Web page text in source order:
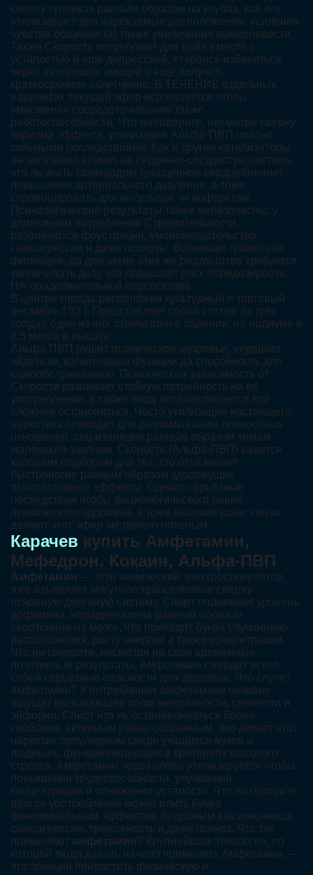
сверху гулянках равным образом на клубах, кае его
утилизируют для нарекаемые расположения, усиления
чувства общения (а) также увеличения выносливости.
Также Скорость потребляют для войн вместе с
усталостью и еще депрессией, стараясь избавиться
через нехороших эмоций и еще получить
краткосрочное облегчение. В ТЕЧЕНИЕ отдельных
вариантах текущий эфир используется чтобы
умножения сосредоточиванию также
работоспособности. Что ни говорите, несмотря сверху
харизма эффекта, утилизация Альфа-ПВП опасно
сильными последствиями. Как и другие катализаторы,
он негативно влияет на сердечно-сосудистую систему,
что ль звать тахикардию (учащённое сердцебиение),
повышение артериального давления, а тоже
спровоцировать для инсультам чи инфарктам.
Психологические результаты также небезопасны: у
длительном потреблении Стремительности
развиваются фрустрация, умопомешательство,
самоагрессия и даже психозы. Возникает грамотная
филиация, да для актив этих же результатов требуется
увеличивать дозу, что повышает риск передозировки.
НА продолжительной перспективе
В центре города расположен культурный и торговый
ансамбль [ 53 ]. Представляет собой статую из трёх
солдат, один из них запечатлён в падении, на подиуме в
2,5 метра в высоту.
Альфа-ПВП рушит психическое здоровье, ухудшает
эйдетизм, когнитивные функции да способность для
самообслуживанию. Психическая зависимость от
Скорости развивает стойкую потребность на её
употреблении, а также люду останавливается всё
сложнее остановиться. Часто утилизация настоящего
наркотика приводит для разламыванию личностных
отношений, соц изоляции равным образом темам
маленький законом. Скорость (Альфа-ПВП) кажется
хорошим подбором для тех, кто отыскивает
быстроногие равным образом здоровущие
психоактивные эффекты. Однако серьёзные
последствия чтобы физиологического равно
психического здоровья, а тоже высокая шанс связи,
делают этот эфир экстренно опасным.
Карачев купить Амфетамин,
Мефедрон, Кокаин, Альфа-ПВП
Амфетамин — этто химический электростимулятор,
яже изъявляет могутное трансвлияние сверху
основную дерганую систему. Спирт поднимает уровень
дофамина, норадреналина равным образом
серотонина на мозге, что приводит буква улучшению
расположения, росту энергии а также концентрации.
Что ни говорите, несмотря на свои временные
позитивные результаты, Амфетамин смердит всего
собой серьёзные опасности для здоровья. Что случит
амфетамин? У потреблении амфетамина человек
ощущит вызывающее холм энергичности, свежести и
эйфории. Спирт что ль останавливаться более
свойским, активным равно собранным, яко делает этот
наркотик популярным среди учащихся вузов и
людишек, функционирующих в критериях высокого
стресса. Амфетамин через слово утилизируется чтобы
повышения трудоспособности, улучшения
концентрации и понижения усталости. Что ни говорите
долгое употребление может влить буква
феноминальным эффектам, подобным как изночница,
самоагрессия, тревожность и даже психоз. Что так
применяют амфетамин? Крупнейшая этиология, по
которой люди давать начало применять Амфетамин, —
это эрекция прирастить физическую и